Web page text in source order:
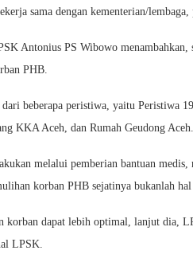
sama dengan kementerian/
Antonius PS Wibowo
PHB.
dari beberapa peristiwa, yaitu Peristiwa
KKA Aceh, dan Rumah Geudong Aceh.
melalui pemberian bantuan
korban PHB sejatinya bukanlah
korban dapat lebih optimal, lanjut dia,
LPSK.